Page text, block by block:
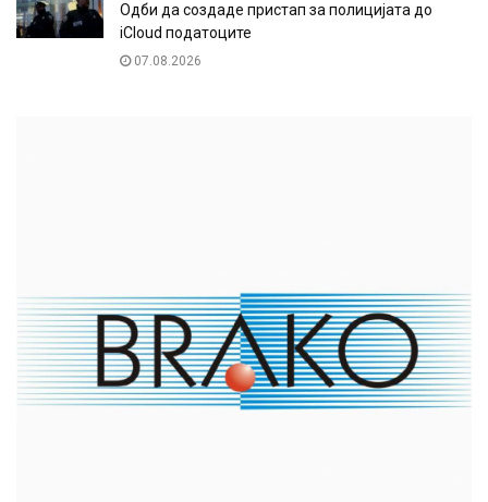
Одби да создаде пристап за полицијата до
iCloud податоците
07.08.2026